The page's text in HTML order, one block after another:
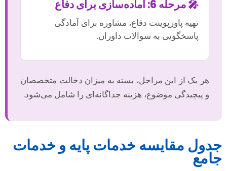
🎤 مرحله 6: آماده‌سازی برای دفاع
تهیه پاورپوینت دفاع، مشاوره برای آمادگی
پاسخگویی به سوالات داوران.
هر یک از این مراحل، بسته به میزان دخالت متخصصان
و پیچیدگی موضوع، هزینه جداگانه‌ای را شامل می‌شود.
جدول مقایسه خدمات پایه و خدمات
جامع